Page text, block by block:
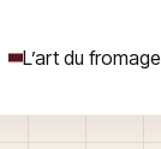
L’art du fromage